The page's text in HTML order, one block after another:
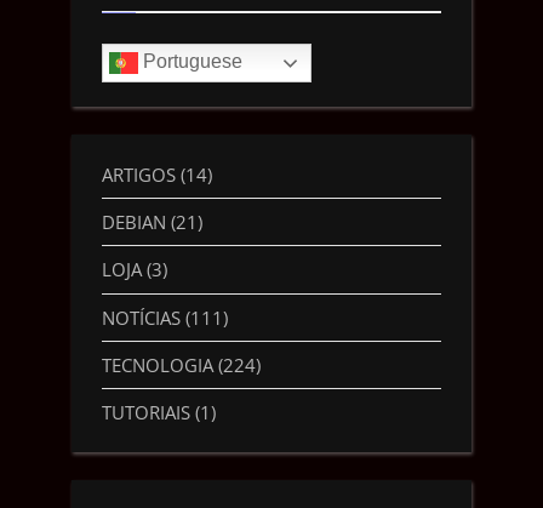
Portuguese
ARTIGOS (14)
DEBIAN (21)
LOJA(3)
NOTÍCIAS (111)
TECNOLOGIA (224)
TUTORIAIS (1)